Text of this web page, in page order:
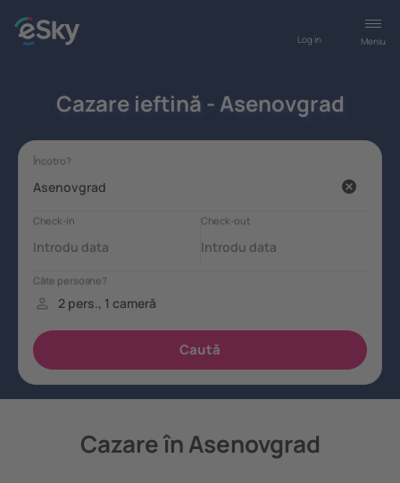
Meniu
Log in
Cazare ieftină - Asenovgrad
Cazare în Asenovgrad